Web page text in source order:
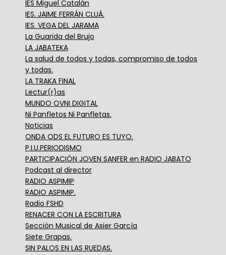
IES Miguel Catalán
IES. JAIME FERRÁN CLUÁ.
IES. VEGA DEL JARAMA
La Guarida del Brujo
LA JABATEKA
La salud de todos y todas, compromiso de todos
y todas.
LA TRAKA FINAL
Lectur(r)as
MUNDO OVNI DIGITAL
Ni Panfletos Ni Panfletas.
Noticias
ONDA ODS EL FUTURO ES TUYO.
P.I.U.PERIODISMO
PARTICIPACIÓN JOVEN SANFER en RADIO JABATO
Podcast al director
RADIO ASPIMIP
RADIO ASPIMIP.
Radio FSHD
RENACER CON LA ESCRITURA
Sección Musical de Asier García
Siete Grapas.
SIN PALOS EN LAS RUEDAS.